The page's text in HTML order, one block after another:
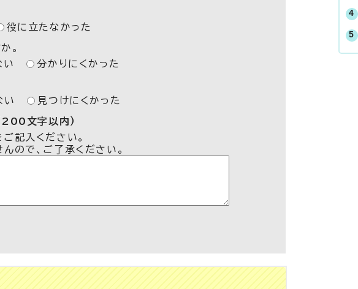
役に立たなかった
。
い 分かりにくかった
い 見つけにくかった
200文字以内）
記入ください。
ので、ご了承ください。